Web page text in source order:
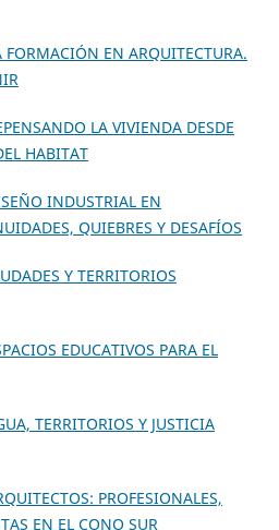
EN ARQUITECTURA.
LA VIVIENDA DESDE
HABITAT
INDUSTRIAL EN
QUIEBRES Y DESAFÍOS
Y TERRITORIOS
EDUCATIVOS PARA EL
TERRITORIOS Y JUSTICIA
PROFESIONALES,
EN EL CONO SUR